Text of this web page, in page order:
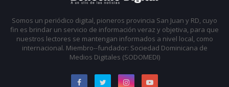
Somos un periódico digital, pioneros provincia San Juan y RD, cuyo
fin es brindar un servicio de información veraz y objetiva, para que
nuestros lectores se mantengan informados a nivel local, como
internacional. Miembro--fundador: Sociedad Dominicana de
Medios Digitales (SODOMEDI)